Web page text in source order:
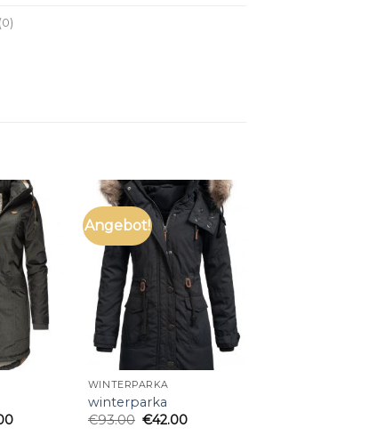
Angebot!
WINTERPARKA
winterparka
€93.00 €42.00